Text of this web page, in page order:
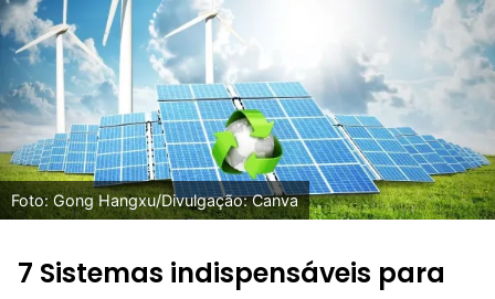
Foto: Gong Hangxu/Divulgação: Canva
7 Sistemas indispensáveis para